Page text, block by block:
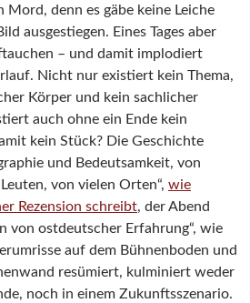
Mord, denn es gäbe keine Leiche
ausgestiegen. Eines Tages aber
– und damit implodiert
Nicht nur existiert kein Thema,
Körper und kein sachlicher
auch ohne ein Ende kein
kein Stück? Die Geschichte
und Bedeutsamkeit, von
von vielen Orten“, wie
Rezension schreibt, der Abend
von ostdeutscher Erfahrung“, wie
auf dem Bühnenboden und
resümiert, kulminiert weder
noch in einem Zukunftsszenario.